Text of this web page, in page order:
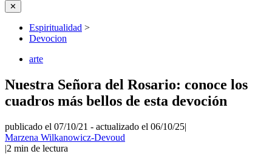
✕
Espiritualidad >
Devocion
arte
Nuestra Señora del Rosario: conoce los
cuadros más bellos de esta devoción
publicado el 07/10/21 - actualizado el 06/10/25|
Marzena Wilkanowicz-Devoud
|2 min de lectura